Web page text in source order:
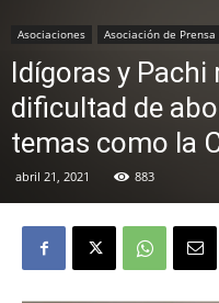
Asociaciones Asociación de
Idígoras y Pachi
dificultad de
temas como la
abril 21, 2021 883